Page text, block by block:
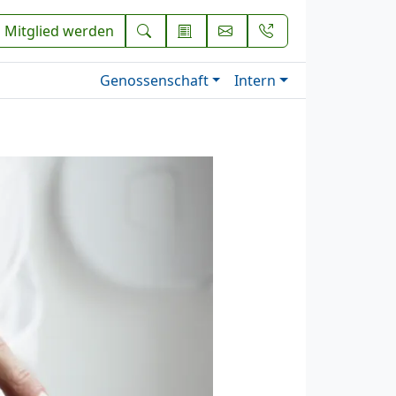
Mitglied werden
Genossenschaft Intern